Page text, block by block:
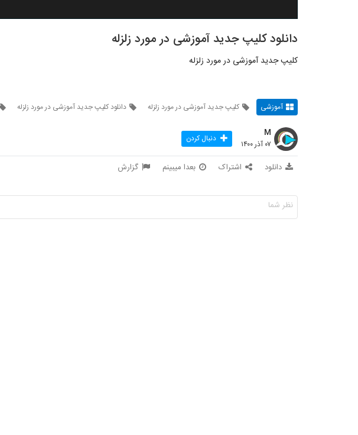
دانلود کلیپ جدید آموزشی در مورد زلزله
کلیپ جدید آموزشی در مورد زلزله
آموزشی کلیپ جدید آموزشی در مورد زلزله دانلود کلیپ جدید آموزشی در مورد زلزله
M
۰۷ آذر ۱۴۰۰ دنبال کردن
دانلود اشتراک بعدا میبینم گزارش